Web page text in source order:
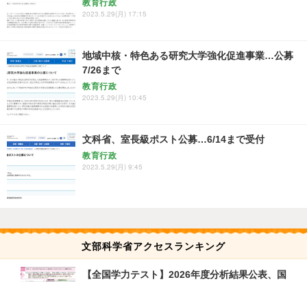
教育行政
2023.5.29(月) 17:15
地域中核・特色ある研究大学強化促進事業…公募
7/26まで
教育行政
2023.5.29(月) 10:45
文科省、室長級ポスト公募…6/14まで受付
教育行政
2023.5.29(月) 9:45
文部科学省アクセスランキング
【全国学力テスト】2026年度分析結果公表、国